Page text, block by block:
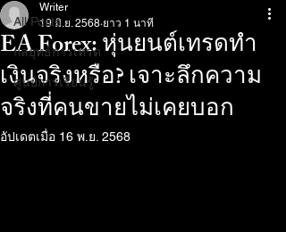
All Posts
กลยุทธ์การเทรด
ศูนย์การเรียนรู้
EA Forex: หุ่นยนต์เทรดทำ
เงินจริงหรือ? เจาะลึกความ
จริงที่คนขายไม่เคยบอก
Writer
19 มิ.ย. 2568 ยาว 1 นาที
อัปเดตเมื่อ 16 พ.ย. 2568